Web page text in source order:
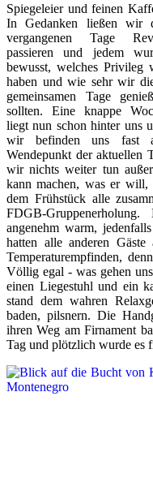
Spiegeleier und feinen
In Gedanken ließen wir
vergangenen Tage
passieren und jedem
bewusst, welches Privileg
haben und wie sehr wir
gemeinsamen Tage
sollten. Eine knappe
liegt nun schon hinter uns
wir befinden uns fast
Wendepunkt der aktuellen
wir nichts weiter tun
kann machen, was er
dem Frühstück alle
FDGB-
angenehm warm,
hatten alle anderen
Temperaturempfinden,
Völlig egal - was gehen
einen Liegestuhl und ein
stand dem wahren
baden, pilsnern. Die
ihren Weg am Firnament
Tag und plötzlich wurde es